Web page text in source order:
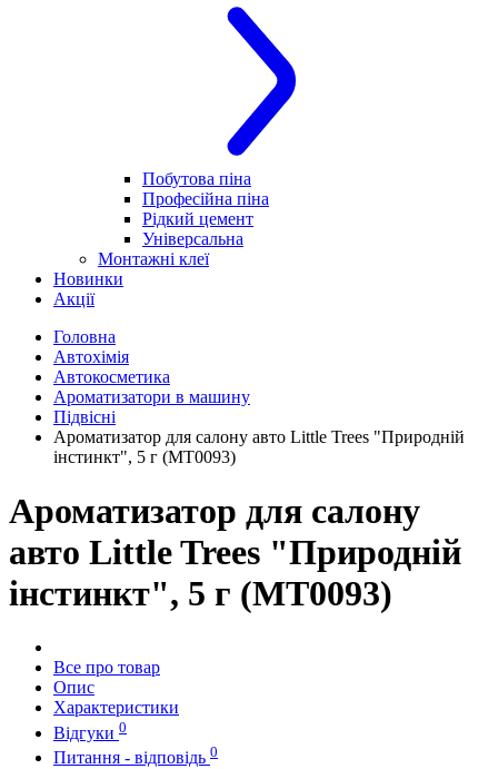
Побутова піна
Професійна піна
Рідкий цемент
Універсальна
Монтажні клеї
Новинки
Акції
Головна
Автохімія
Автокосметика
Ароматизатори в машину
Підвісні
Ароматизатор для салону авто Little Trees "Природній
інстинкт", 5 г (MT0093)
Ароматизатор для салону
авто Little Trees "Природній
інстинкт", 5 г (MT0093)
Все про товар
Опис
Характеристики
Відгуки 0
Питання - відповідь 0